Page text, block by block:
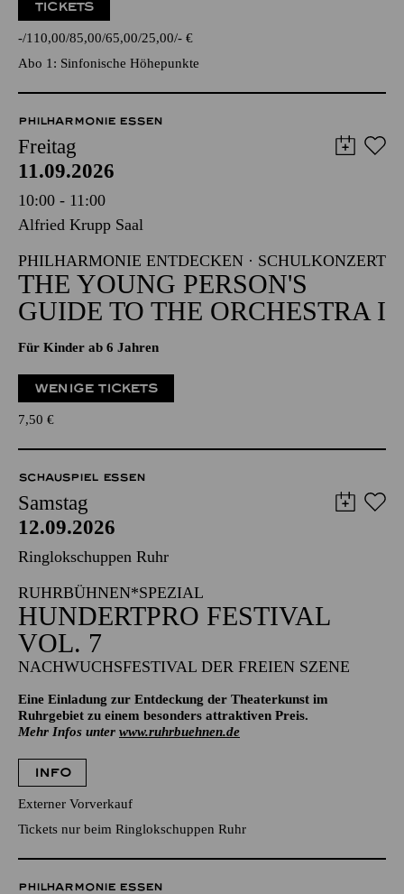
TICKETS
- 110,00 85,00 65,00 25,00 - €
Abo 1: Sinfonische Höhepunkte
PHILHARMONIE ESSEN
Freitag
11.09.2026
10:00 - 11:00
Alfried Krupp Saal
PHILHARMONIE ENTDECKEN · SCHULKONZERT
THE YOUNG PERSON'S
GUIDE TO THE ORCHESTRA I
Für Kinder ab 6 Jahren
WENIGE TICKETS
7,50 €
SCHAUSPIEL ESSEN
Samstag
12.09.2026
Ringlokschuppen Ruhr
RUHRBÜHNEN*SPEZIAL
HUNDERTPRO FESTIVAL
VOL. 7
NACHWUCHSFESTIVAL DER FREIEN SZENE
Eine Einladung zur Entdeckung der Theaterkunst im
Ruhrgebiet zu einem besonders attraktiven Preis.
Mehr Infos unter www.ruhrbuehnen.de
INFO
Externer Vorverkauf
Tickets nur beim Ringlokschuppen Ruhr
PHILHARMONIE ESSEN